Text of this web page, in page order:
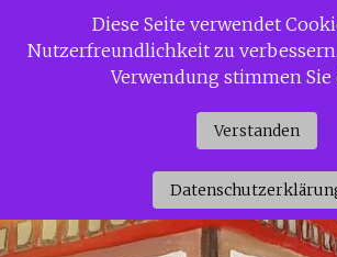
InhaltSiggi Gerdaus Welt
Diese Seite verwendet
Nutzerfreundlichkeit zu
Verwendung stimmen Sie
Verstanden